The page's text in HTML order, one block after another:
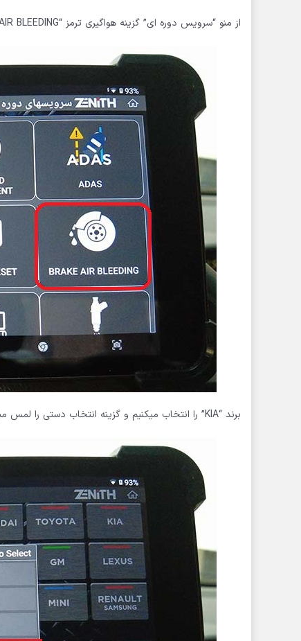
از منو “سرویس دوره ای” گزینه هواگیری ترمز “BRAKE AIR BLEEDING” را لمس میکنیم.
برند “KIA” را انتخاب میکنیم و گزینه انتخاب دستی را لمس میکنیم.